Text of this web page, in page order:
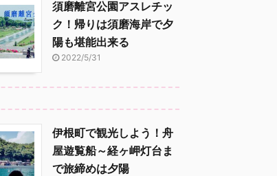
須磨離宮公園アスレチッ
ク！帰りは須磨海岸で夕
陽も堪能出来る
2022/5/31
伊根町で観光しよう！舟
屋遊覧船～経ヶ岬灯台ま
で旅締めは夕陽